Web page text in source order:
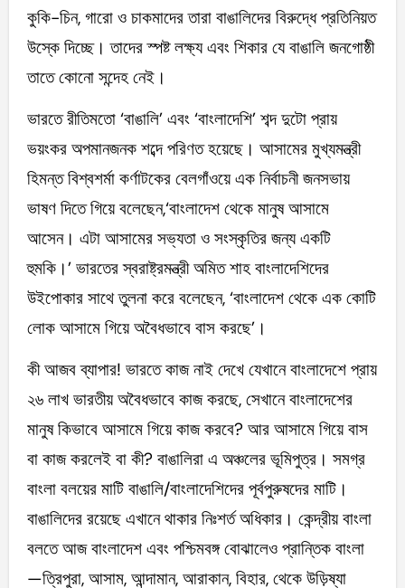
কুকি-চিন, গারো ও চাকমাদের তারা বাঙালিদের বিরুদ্ধে প্রতিনিয়ত
উস্কে দিচ্ছে। তাদের স্পষ্ট লক্ষ্য এবং শিকার যে বাঙালি জনগোষ্ঠী
তাতে কোনো সন্দেহ নেই।
ভারতে রীতিমতো ‘বাঙালি’ এবং ‘বাংলাদেশি’ শব্দ দুটো প্রায়
ভয়ংকর অপমানজনক শব্দে পরিণত হয়েছে। আসামের মুখ্যমন্ত্রী
হিমন্ত বিশ্বশর্মা কর্ণাটকের বেলগাঁওয়ে এক নির্বাচনী জনসভায়
ভাষণ দিতে গিয়ে বলেছেন,‘বাংলাদেশ থেকে মানুষ আসামে
আসেন। এটা আসামের সভ্যতা ও সংস্কৃতির জন্য একটি
হুমকি।’ ভারতের স্বরাষ্ট্রমন্ত্রী অমিত শাহ বাংলাদেশিদের
উইপোকার সাথে তুলনা করে বলেছেন, ‘বাংলাদেশ থেকে এক কোটি
লোক আসামে গিয়ে অবৈধভাবে বাস করছে’।
কী আজব ব্যাপার! ভারতে কাজ নাই দেখে যেখানে বাংলাদেশে প্রায়
২৬ লাখ ভারতীয় অবৈধভাবে কাজ করছে, সেখানে বাংলাদেশের
মানুষ কিভাবে আসামে গিয়ে কাজ করবে? আর আসামে গিয়ে বাস
বা কাজ করলেই বা কী? বাঙালিরা এ অঞ্চলের ভূমিপুত্র। সমগ্র
বাংলা বলয়ের মাটি বাঙালি/বাংলাদেশিদের পূর্বপুরুষদের মাটি।
বাঙালিদের রয়েছে এখানে থাকার নিঃশর্ত অধিকার। কেন্দ্রীয় বাংলা
বলতে আজ বাংলাদেশ এবং পশ্চিমবঙ্গ বোঝালেও প্রান্তিক বাংলা
—ত্রিপুরা, আসাম, আন্দামান, আরাকান, বিহার, থেকে উড়িষ্যা